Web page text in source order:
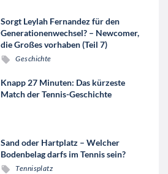
Sorgt Leylah Fernandez für den
Generationenwechsel? – Newcomer,
die Großes vorhaben (Teil 7)
Geschichte
Knapp 27 Minuten: Das kürzeste
Match der Tennis-Geschichte
Sand oder Hartplatz – Welcher
Bodenbelag darfs im Tennis sein?
Tennisplatz